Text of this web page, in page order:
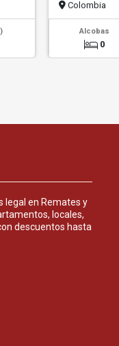
Colombia
Alcobas
0
legal en Remates y
locales,
descuentos hasta